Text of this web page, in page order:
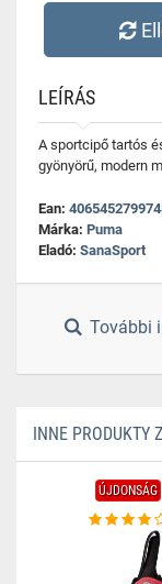
LEÍRÁS
A sportcipő tartós
gyönyörű, modern
Ean:
Márka: Puma
Eladó: SanaSport
További
INNE PRODUKTY
ÚJDONSÁG